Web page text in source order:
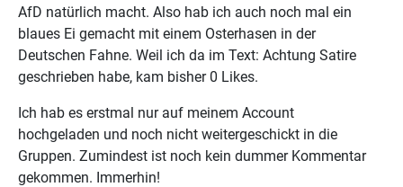
AfD natürlich macht. Also hab ich auch noch mal ein
blaues Ei gemacht mit einem Osterhasen in der
Deutschen Fahne. Weil ich da im Text: Achtung Satire
geschrieben habe, kam bisher 0 Likes.
Ich hab es erstmal nur auf meinem Account
hochgeladen und noch nicht weitergeschickt in die
Gruppen. Zumindest ist noch kein dummer Kommentar
gekommen. Immerhin!